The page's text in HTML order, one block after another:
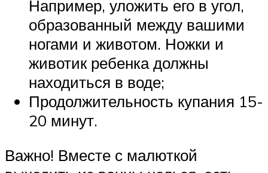
Например, уложить его в угол,
образованный между вашими
ногами и животом. Ножки и
животик ребенка должны
находиться в воде;
Продолжительность купания 15-
20 минут.
Важно! Вместе с малюткой